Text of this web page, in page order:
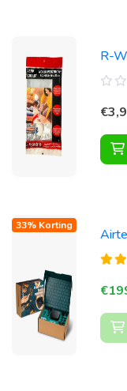
R-
33% Korting